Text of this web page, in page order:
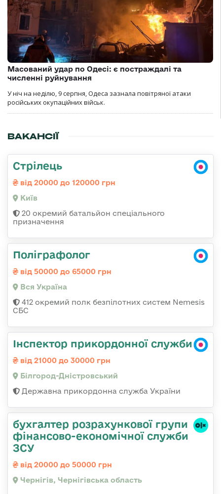
Масований удар по Одесі: є постраждалі та
численні руйнування
У ніч на неділю, 9 серпня, Одеса зазнала повітряної атаки
російських окупаційних військ.
ВАКАНСІЇ
Стрілець
від 20000 до 120000 грн
Київ
20 окремий батальйон спеціального
призначення
Поліграфолог
від 50000 до 65000 грн
Вся Україна
412 окремий полк безпілотних систем Nemesis
СБС
Інспектор прикордонної служби
від 21000 до 30000 грн
Білгород-Дністровський
Державна прикордонна служба України
бухгалтер розрахункової групи
фінансово-економічної служби
ЗСУ
від 20000 до 50000 грн
Чернігів, Чернігівська область